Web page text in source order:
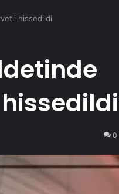
hissedildi
0